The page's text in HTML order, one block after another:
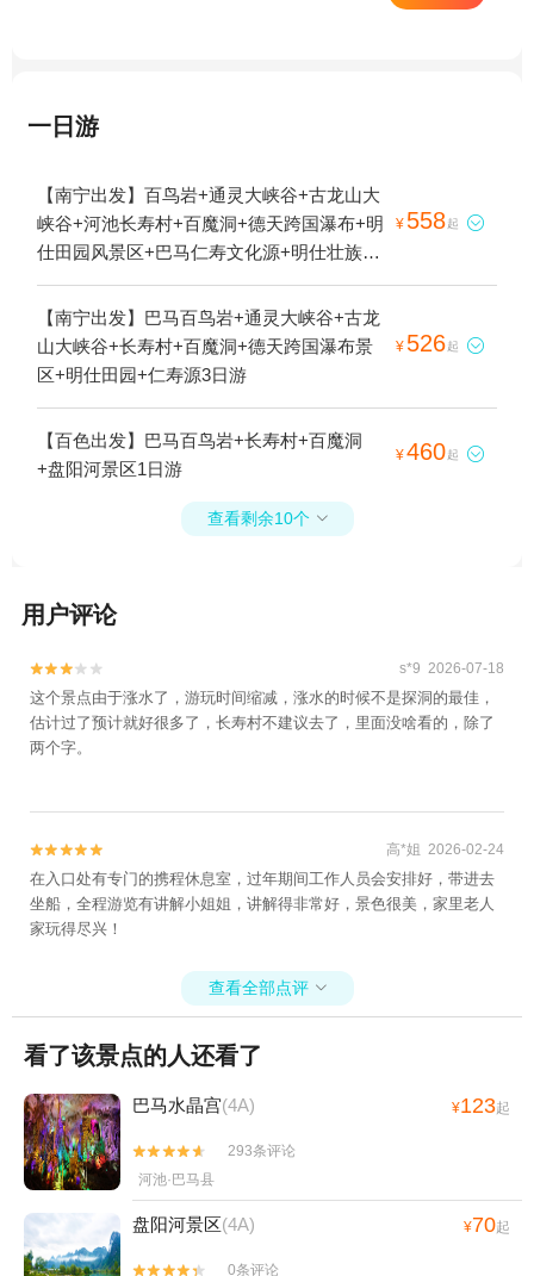
一日游
【南宁出发】百鸟岩+通灵大峡谷+古龙山大
峡谷+河池长寿村+百魔洞+德天跨国瀑布+明
仕田园风景区+巴马仁寿文化源+明仕壮族民
居博物园3日游
¥ 558起 
【南宁出发】巴马百鸟岩+通灵大峡谷+古龙
山大峡谷+长寿村+百魔洞+德天跨国瀑布景
区+明仕田园+仁寿源3日游
¥ 526起 
【百色出发】巴马百鸟岩+长寿村+百魔洞
+盘阳河景区1日游
¥460起 
查看剩余10个 
用户评论

 s*9 2026-07-18
这个景点由于涨水了，游玩时间缩减，涨水的时候不是探洞的最佳，
估计过了预计就好很多了，长寿村不建议去了，里面没啥看的，除了
两个字。

 高*姐 2026-02-24
在入口处有专门的携程休息室，过年期间工作人员会安排好，带进去
坐船，全程游览有讲解小姐姐，讲解得非常好，景色很美，家里老人
家玩得尽兴！
查看全部点评 
看了该景点的人还看了
巴马水晶宫(4A) ¥123起


293条评论
河池·巴马县
盘阳河景区(4A) ¥70起

 0条评论